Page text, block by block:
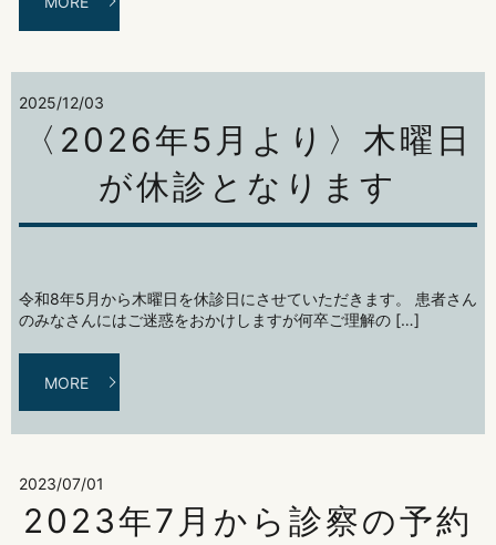
2025/12/03
〈2026年5月より〉木曜日
が休診となります
令和8年5月から木曜日を休診日にさせていただきます。 患者さん
のみなさんにはご迷惑をおかけしますが何卒ご理解の […]
MORE
2023/07/01
2023年7月から診察の予約